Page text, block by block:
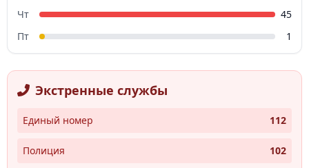
Чт
45
Пт
1
Экстренные службы
Единый номер 112
Полиция 102